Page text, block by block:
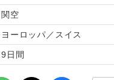
関空
ヨーロッパ／スイス
9日間